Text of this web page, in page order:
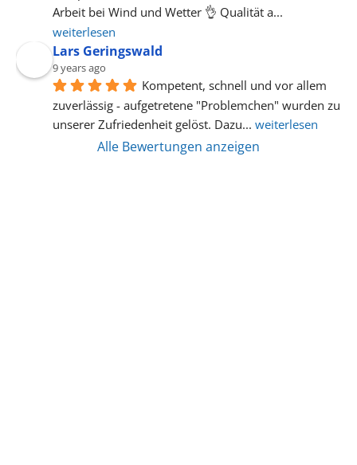
Arbeit bei Wind und Wetter 👌 Qualität a
weiterlesen
Lars Geringswald
9 years ago
Kompetent, schnell und vor allem
zuverlässig - aufgetretene "Problemchen" wurden zu
unserer Zufriedenheit gelöst. Dazu... weiterlesen
Alle Bewertungen anzeigen